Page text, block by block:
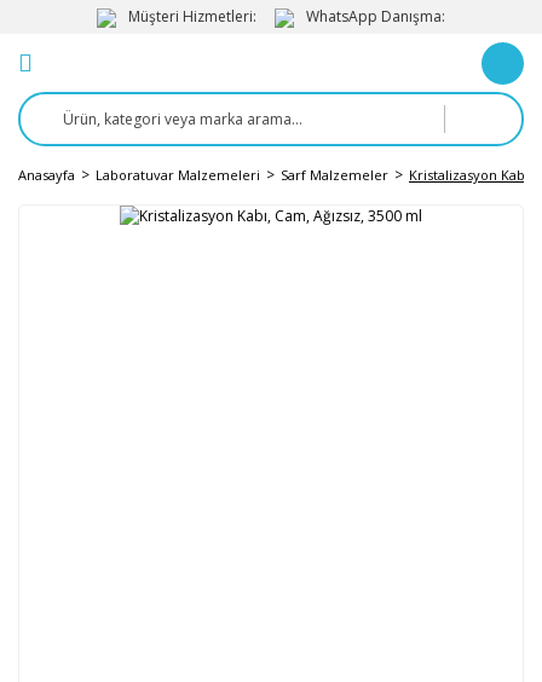
Müşteri Hizmetleri: WhatsApp Danışma:
Anasayfa Laboratuvar Malzemeleri Sarf Malzemeler Kristalizasyon Kabı,